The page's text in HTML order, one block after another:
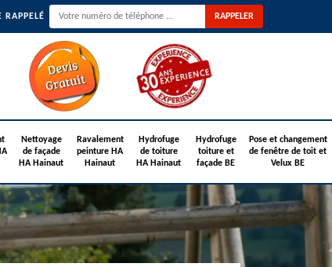
RAPPELÉ
Nettoyage
de façade
HA Hainaut
Ravalement
peinture HA
Hainaut
Hydrofuge
de toiture
HA Hainaut
Hydrofuge
toiture et
façade BE
Pose et changement
de fenêtre de toit et
Velux BE